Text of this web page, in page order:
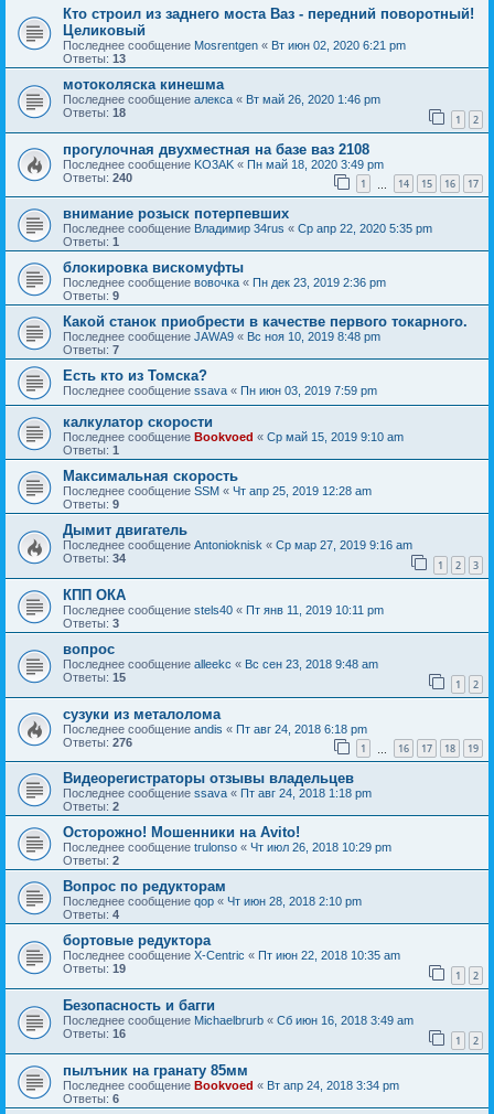
Кто строил из заднего моста Ваз - передний поворотный!
Целиковый
Последнее сообщение Mosrentgen « Вт июн 02, 2020 6:21 pm
Ответы: 13
мотоколяска кинешма
Последнее сообщение алекса « Вт май 26, 2020 1:46 pm
Ответы: 18 1 2
прогулочная двухместная на базе ваз 2108
Последнее сообщение KO3AK « Пн май 18, 2020 3:49 pm
Ответы: 240 1 14 15 16 17
внимание розыск потерпевших
Последнее сообщение Владимир 34rus « Ср апр 22, 2020 5:35 pm
Ответы: 1
блокировка вискомуфты
Последнее сообщение вовочка « Пн дек 23, 2019 2:36 pm
Ответы: 9
Какой станок приобрести в качестве первого токарного.
Последнее сообщение JAWA9 « Вс ноя 10, 2019 8:48 pm
Ответы: 7
Есть кто из Томска?
Последнее сообщение ssava « Пн июн 03, 2019 7:59 pm
калкулатор скорости
Последнее сообщение Bookvoed « Ср май 15, 2019 9:10 am
Ответы: 1
Максимальная скорость
Последнее сообщение SSM « Чт апр 25, 2019 12:28 am
Ответы: 9
Дымит двигатель
Последнее сообщение Antonioknisk « Ср мар 27, 2019 9:16 am
Ответы: 34 1 2 3
КПП ОКА
Последнее сообщение stels40 « Пт янв 11, 2019 10:11 pm
Ответы: 3
вопрос
Последнее сообщение alleekc « Вс сен 23, 2018 9:48 am
Ответы: 15 1 2
сузуки из металолома
Последнее сообщение andis « Пт авг 24, 2018 6:18 pm
Ответы: 276 1 16 17 18 19
Видеорегистраторы отзывы владельцев
Последнее сообщение ssava « Пт авг 24, 2018 1:18 pm
Ответы: 2
Осторожно! Мошенники на Avito!
Последнее сообщение trulonso « Чт июл 26, 2018 10:29 pm
Ответы: 2
Вопрос по редукторам
Последнее сообщение qop « Чт июн 28, 2018 2:10 pm
Ответы: 4
бортовые редуктора
Последнее сообщение X-Centric « Пт июн 22, 2018 10:35 am
Ответы: 19 1 2
Безопасность и багги
Последнее сообщение Michaelbrurb « Сб июн 16, 2018 3:49 am
Ответы: 16 1 2
пылъник на гранату 85мм
Последнее сообщение Bookvoed « Вт апр 24, 2018 3:34 pm
Ответы: 6